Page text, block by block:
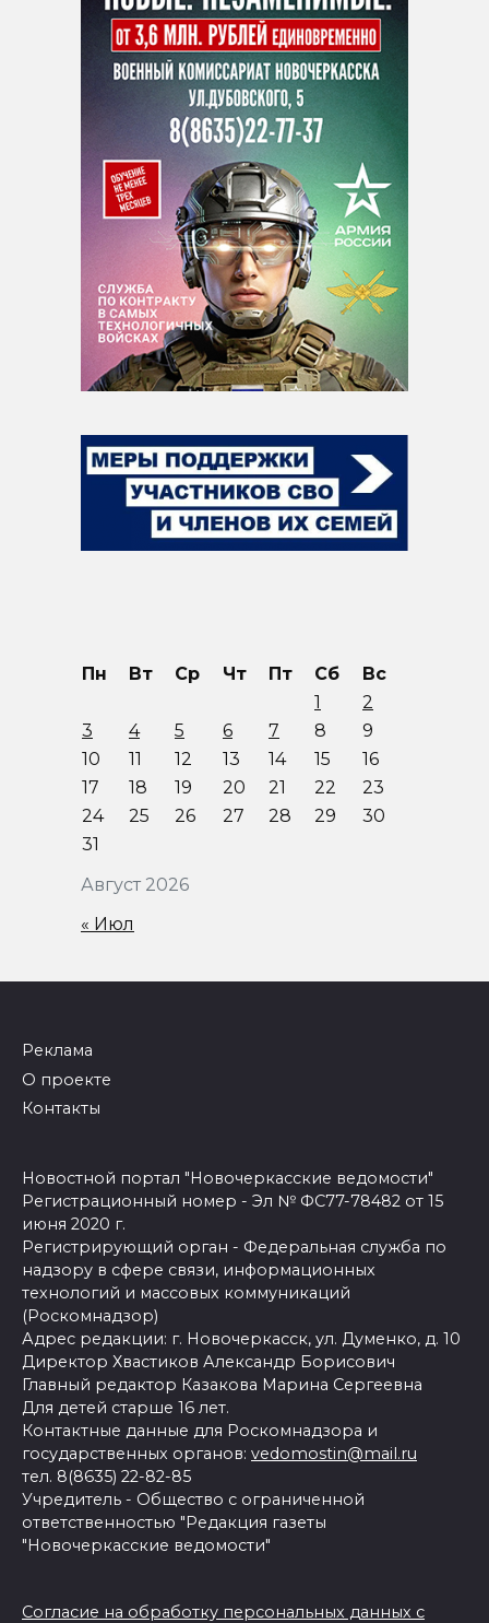
Август 2026
Пн Вт Ср Чт Пт Сб
Вс
1
2
3
4 5 6 7 8
9
10
11 12 13 14 15
16
17
18 19 20 21 22
23
24
25 26 27 28 29
30
31
« Июл
Реклама
О проекте
Контакты
Новостной портал "Новочеркасские ведомости"
Регистрационный номер - Эл № ФС77-78482 от 15
июня 2020 г.
Регистрирующий орган - Федеральная служба по
надзору в сфере связи, информационных
технологий и массовых коммуникаций
(Роскомнадзор)
Адрес редакции: г. Новочеркасск, ул. Думенко, д. 10
Директор Хвастиков Александр Борисович
Главный редактор Казакова Марина Сергеевна
Для детей старше 16 лет.
Контактные данные для Роскомнадзора и
государственных органов: vedomostin@mail.ru
тел. 8(8635) 22-82-85
Учредитель - Общество с ограниченной
ответственностью "Редакция газеты
"Новочеркасские ведомости"
Согласие на обработку персональных данных с